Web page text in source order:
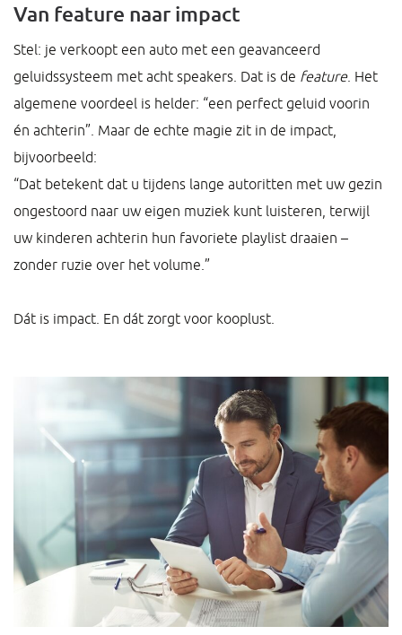
Van feature naar impact
Stel: je verkoopt een auto met een geavanceerd
geluidssysteem met acht speakers. Dat is de feature. Het
algemene voordeel is helder: “een perfect geluid voorin
én achterin”. Maar de echte magie zit in de impact,
bijvoorbeeld:
“Dat betekent dat u tijdens lange autoritten met uw gezin
ongestoord naar uw eigen muziek kunt luisteren, terwijl
uw kinderen achterin hun favoriete playlist draaien –
zonder ruzie over het volume.”
Dát is impact. En dát zorgt voor kooplust.